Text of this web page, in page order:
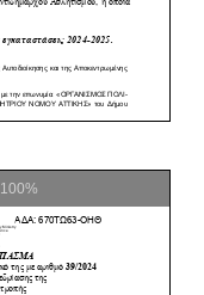
100%